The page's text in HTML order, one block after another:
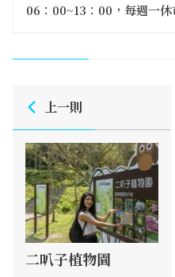
06：00~13：00，每週一休
上一則
二叭子植物園